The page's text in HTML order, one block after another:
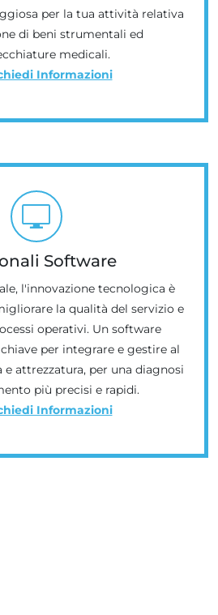
per la tua attività relativa
di beni strumentali ed
medicali.
Informazioni
Software
l'innovazione tecnologica è
la qualità del servizio e
operativi. Un software
per integrare e gestire al
attrezzatura, per una diagnosi
più precisi e rapidi.
Informazioni